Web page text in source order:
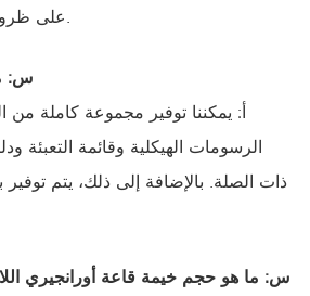
على ظروف الاستخدام المختلفة.
س:
أ: يمكننا توفير مجموعة كاملة من
الرسومات الهيكلية وقائمة التعبئة
ذات الصلة. بالإضافة إلى ذلك، يتم
س: ما هو حجم خيمة قاعة أورانجيري